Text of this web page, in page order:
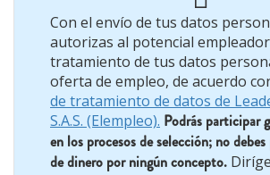
Con el envío de tus datos
autorizas al potencial
tratamiento de tus datos
oferta de empleo, de acuerdo
de tratamiento de datos de
S.A.S. (Elempleo). Podrás participar
en los procesos de selección; no debes
de dinero por ningún concepto.